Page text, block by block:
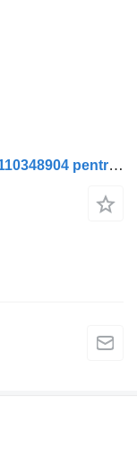
Element de fixare Suport far dreapta 110348904 pentru cap tractor Scania